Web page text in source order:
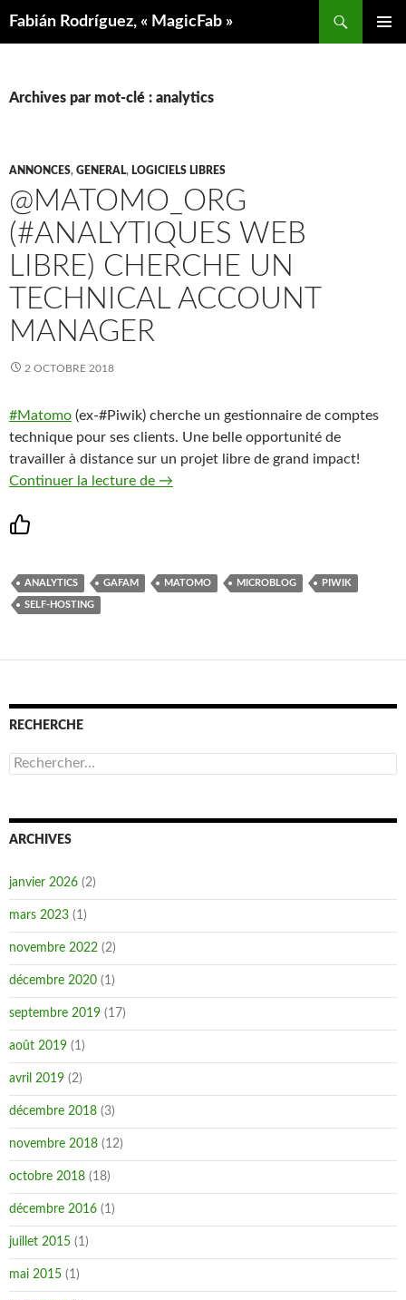
Fabián Rodríguez, « MagicFab »
Archives par mot-clé : analytics
ANNONCES, GENERAL, LOGICIELS LIBRES
@MATOMO_ORG
(#ANALYTIQUES WEB
LIBRE) CHERCHE UN
TECHNICAL ACCOUNT
MANAGER
2 OCTOBRE 2018
#Matomo (ex-#Piwik) cherche un gestionnaire de comptes
technique pour ses clients. Une belle opportunité de
travailler à distance sur un projet libre de grand impact!
Continuer la lecture de @Matomo_org (#analytiques web
→
ANALYTICS GAFAM MATOMO MICROBLOG PIWIK
SELF-HOSTING
RECHERCHE
Rechercher :
ARCHIVES
janvier 2026 (2)
mars 2023 (1)
novembre 2022 (2)
décembre 2020 (1)
septembre 2019 (17)
août 2019 (1)
avril 2019 (2)
décembre 2018 (3)
novembre 2018 (12)
octobre 2018 (18)
décembre 2016 (1)
juillet 2015 (1)
mai 2015 (1)